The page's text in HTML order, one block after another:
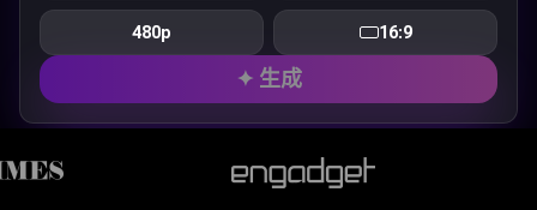
480p 16:9
✦ 生成